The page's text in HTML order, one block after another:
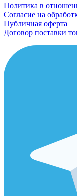
Политика в
Согласие на
Публичная оферта
Договор поставки